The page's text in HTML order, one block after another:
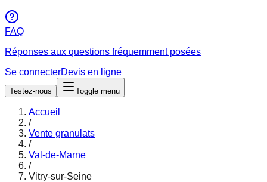
FAQ
Réponses aux questions fréquemment posées
Se connecterDevis en ligne
Testez-nous Toggle menu
Accueil
/
Vente granulats
/
Val-de-Marne
/
Vitry-sur-Seine